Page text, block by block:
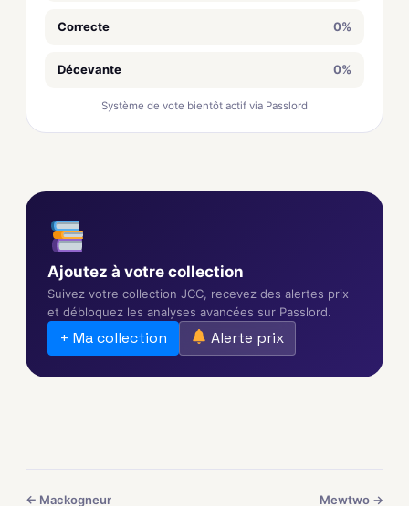
Correcte 0%
Décevante 0%
Système de vote bientôt actif via Passlord
Ajoutez à votre collection
Suivez votre collection JCC, recevez des alertes prix
et débloquez les analyses avancées sur Passlord.
+ Ma collection Alerte prix
← Mackogneur Mewtwo →